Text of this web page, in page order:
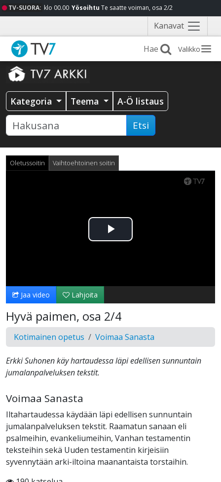
TV-SUORA: klo 00.00 Yösoihtu Te saatte voiman, osa 2/2
Kanavat Näytä
valikko
Valikko
Kategoria Teema A-Ö listaus
Etsi
Oletussoitin Vaihtoehtoinen soitin
Toista
Jaa video Lahjoita
Hyvä paimen, osa 2/4
Kotimainen opetus Voimaa Sanasta
Erkki Suhonen käy hartaudessa läpi edellisen sunnuntain
jumalanpalveluksen tekstit.
Voimaa Sanasta
Iltahartaudessa käydään läpi edellisen sunnuntain
jumalanpalveluksen tekstit. Raamatun sanaan eli
psalmeihin, evankeliumeihin, Vanhan testamentin
teksteihin sekä Uuden testamentin kirjeisiin
syvennytään arki-iltoina maanantaista torstaihin.